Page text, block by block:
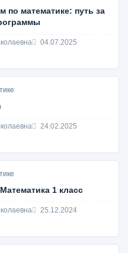
по математике: путь за
04.07.2025
24.02.2025
1 класс
25.12.2024